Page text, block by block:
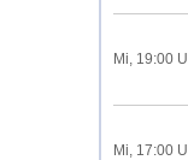
Mi, 19:00
Mi, 17:00